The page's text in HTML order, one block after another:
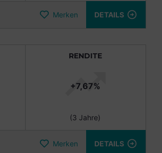
Merken DETAILS
RENDITE
+7,67%
(3 Jahre)
Merken DETAILS